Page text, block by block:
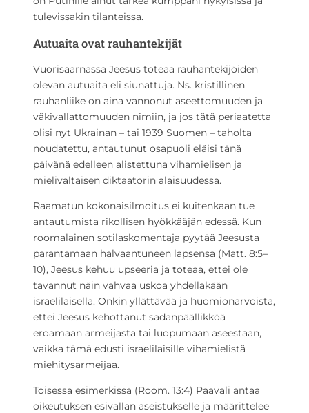
tulevissakin tilanteissa.
Autuaita ovat rauhantekijät
Vuorisaarnassa Jeesus toteaa rauhantekijöiden
olevan autuaita eli siunattuja. Ns. kristillinen
rauhanliike on aina vannonut aseettomuuden ja
väkivallattomuuden nimiin, ja jos tätä periaatetta
olisi nyt Ukrainan – tai 1939 Suomen – taholta
noudatettu, antautunut osapuoli eläisi tänä
päivänä edelleen alistettuna vihamielisen ja
mielivaltaisen diktaatorin alaisuudessa.
Raamatun kokonaisilmoitus ei kuitenkaan tue
antautumista rikollisen hyökkääjän edessä. Kun
roomalainen sotilaskomentaja pyytää Jeesusta
parantamaan halvaantuneen lapsensa (Matt. 8:5–
10), Jeesus kehuu upseeria ja toteaa, ettei ole
tavannut näin vahvaa uskoa yhdelläkään
israelilaisella. Onkin yllättävää ja huomionarvoista,
ettei Jeesus kehottanut sadanpäällikköä
eroamaan armeijasta tai luopumaan aseestaan,
vaikka tämä edusti israelilaisille vihamielistä
miehitysarmeijaa.
Toisessa esimerkissä (Room. 13:4) Paavali antaa
oikeutuksen esivallan aseistukselle ja määrittelee